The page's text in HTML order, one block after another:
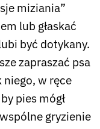
miziania”
lub głaskać
być dotykany.
zapraszać psa
niego, w ręce
pies mógł
gryzienie